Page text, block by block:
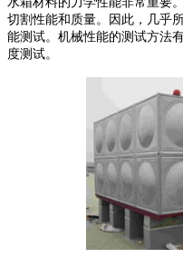
切割性能和质量。因此，几乎
能测试。机械性能的测试方法
度测试。